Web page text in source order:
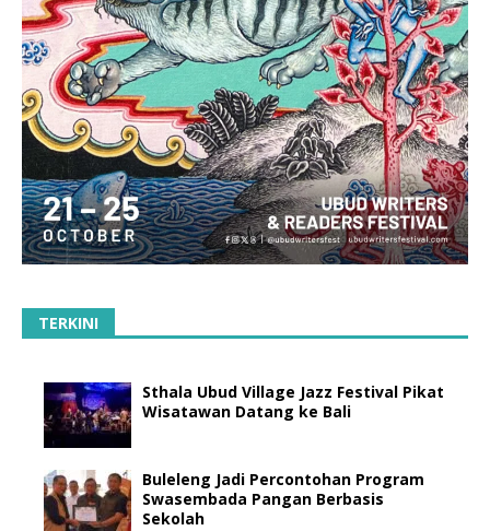
TERKINI
Sthala Ubud Village Jazz Festival Pikat
Wisatawan Datang ke Bali
Buleleng Jadi Percontohan Program
Swasembada Pangan Berbasis
Sekolah